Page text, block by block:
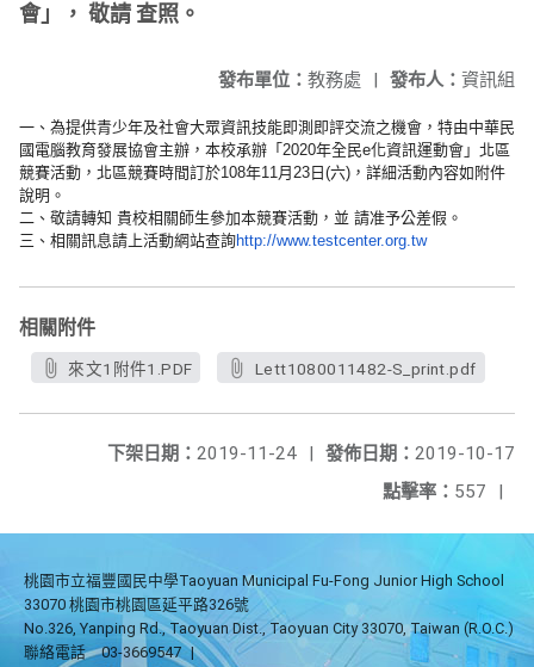
會」， 敬請 查照。
發布人： 資訊組
發布單位： 教務處 |
一、為提供青少年及社會大眾資訊技能即測即評交流之機會， 特由中華民
國電腦教育發展協會主辦，本校承辦「 2020年全民e化資訊運動會」北區
競賽活動， 北區競賽時間訂於108年11月23日(六)， 詳細活動內容如附件
說明。
二、敬請轉知 貴校相關師生參加本競賽活動，並 請准予公差假。
三、相關訊息請上活動網站查詢http://www.testcenter.org.tw
相關附件
來文1附件1.PDF Lett1080011482-S_print.pdf
發佈日期： 2019-10-17
下架日期： 2019-11-24
|
點擊率： 557 |
桃園市立福豐國民中學Taoyuan Municipal Fu-Fong Junior High School
33070 桃園市桃園區延平路326號
No.326, Yanping Rd., Taoyuan Dist., Taoyuan City 33070, Taiwan (R.O.C.)
聯絡電話
03-3669547 |